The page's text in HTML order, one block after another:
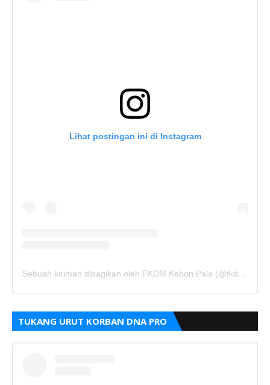
Lihat postingan ini di Instagram
Sebuah kiriman dibagikan oleh FKDM Kebon Pala (@fkdm_kebonpala)
TUKANG URUT KORBAN DNA PRO